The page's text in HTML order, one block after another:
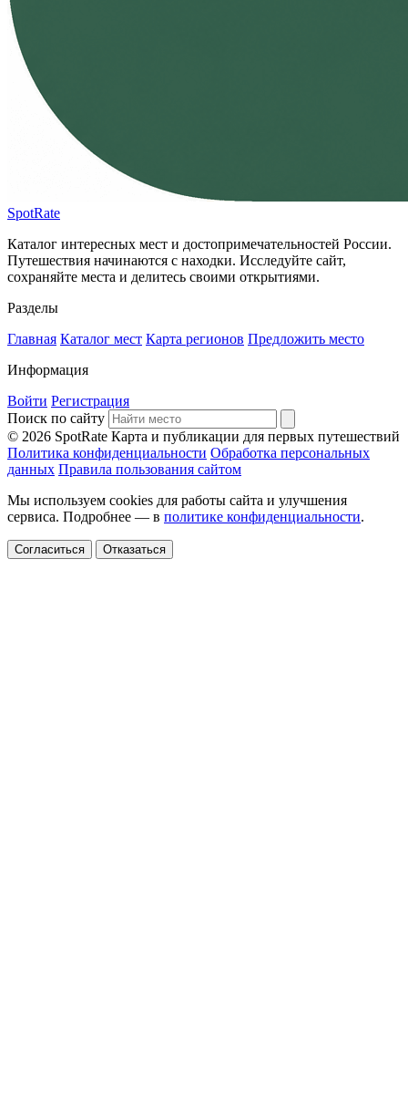
SpotRate
Каталог интересных мест и достопримечательностей России.
Путешествия начинаются с находки. Исследуйте сайт,
сохраняйте места и делитесь своими открытиями.
Разделы
Главная Каталог мест Карта регионов Предложить место
Информация
Войти Регистрация
Поиск по сайту
© 2026 SpotRate Карта и публикации для первых путешествий
Политика конфиденциальности Обработка персональных
данных Правила пользования сайтом
Мы используем cookies для работы сайта и улучшения
сервиса. Подробнее — в политике конфиденциальности.
Согласиться Отказаться